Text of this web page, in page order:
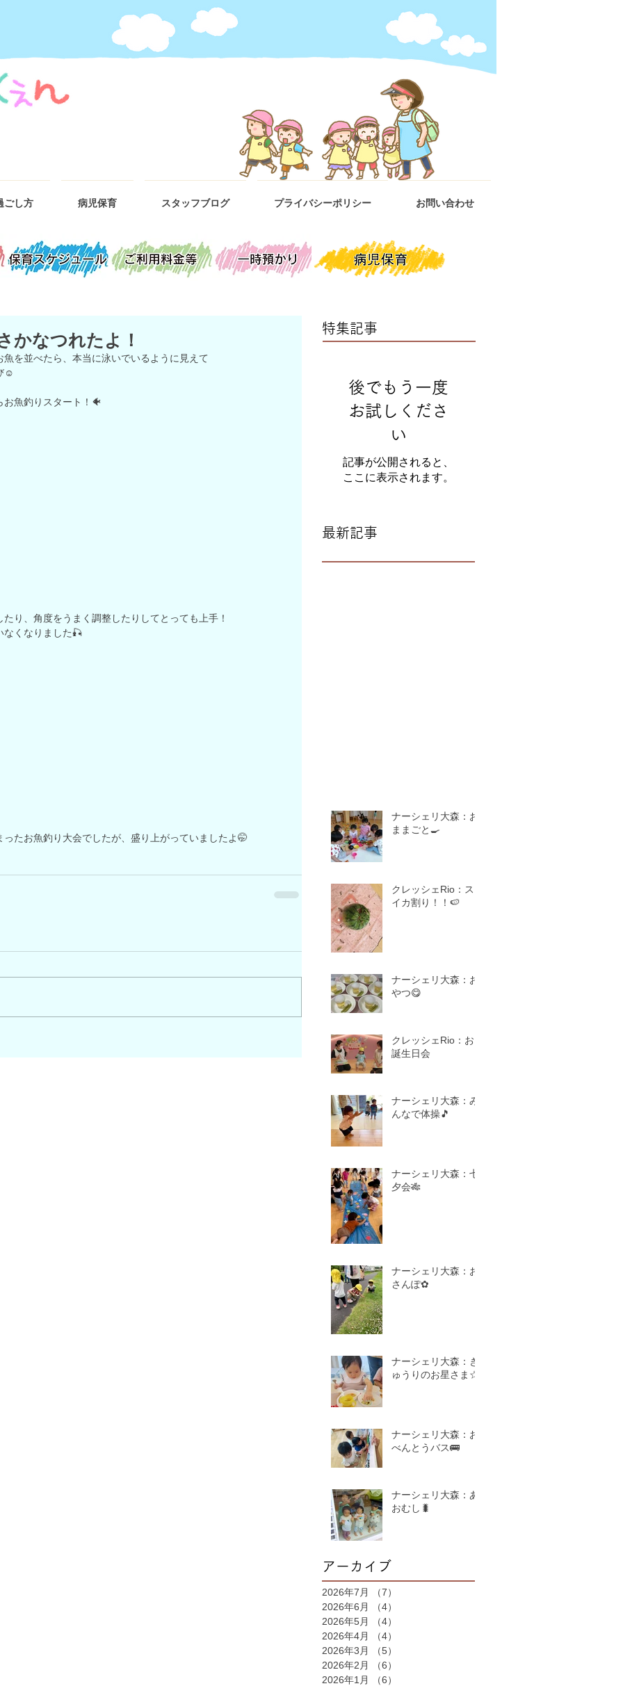
ごし方 病児保育 スタッフブログ プライバシーポリシー お問い合わせ
かなつれたよ！
を並べたら、本当に泳いでいるように見えて
☺
お魚釣りスタート！🐠
り、角度をうまく調整したりしてとっても上手！
なくなりました🎣
たお魚釣り大会でしたが、盛り上がっていましたよ🤭
特集記事
後でもう一度
お試しくださ
い
記事が公開されると、
ここに表示されます。
最新記事
ナーシェリ大森：お
ままごと🍳
クレッシェRio：ス
イカ割り！！🍉
ナーシェリ大森：お
やつ😋
クレッシェRio：お
誕生日会
ナーシェリ大森：み
んなで体操🎵
ナーシェリ大森：七
夕会🎋
ナーシェリ大森：お
さんぽ✿
ナーシェリ大森：き
ゅうりのお星さま☆
ナーシェリ大森：お
べんとうバス🚌
ナーシェリ大森：あ
おむし🐛
アーカイブ
2026年7月 （7）
2026年6月
（4）
2026年5月
（4）
2026年4月
（4）
2026年3月
（5）
2026年2月
（6）
2026年1月
（6）